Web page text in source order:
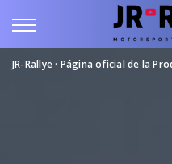
JR-Rallye · Página oficial de la